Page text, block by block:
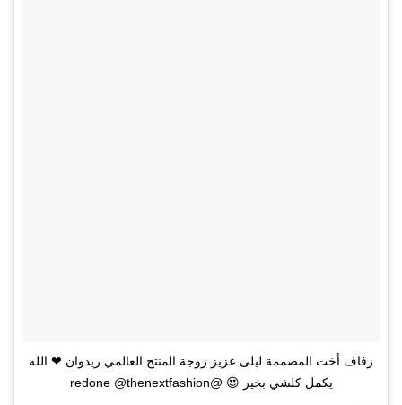
زفاف أخت المصممة ليلى عزيز زوجة المنتج العالمي ريدوان ❤ الله
يكمل كلشي بخير 😍 @redone @thenextfashion